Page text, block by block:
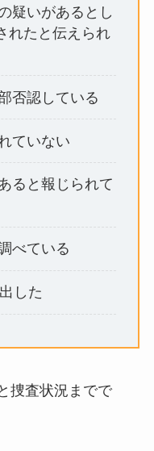
疑いがあるとし
れたと伝えられ
否認している
ていない
ると報じられて
べている
した
捜査状況までで